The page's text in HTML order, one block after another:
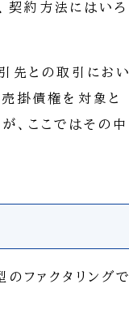
契約方法にはいろ
先との取引におい
掛債権を対象と
、ここではその中
ファクタリングで